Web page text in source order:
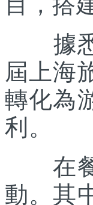
據悉
屆上海
轉化為
利。
在餐
動。其